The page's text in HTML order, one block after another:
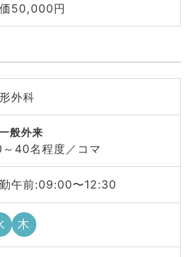
50,000円
外科
般外来
40名程度／コマ
午前:09:00〜12:30
木